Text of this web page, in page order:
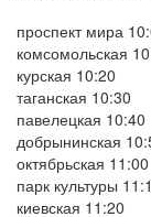
проспект мира
комсомольская
курская 10:20
таганская 10:30
павелецкая 10:40
добрынинская
октябрьская 11:00
парк культуры
киевская 11:20